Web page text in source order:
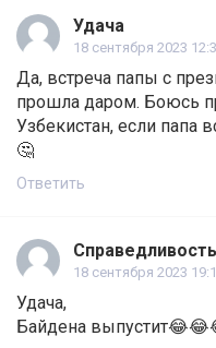
Удача
18 сентября 2023
Да, встреча папы с
прошла даром. Боюсь
Узбекистан, если папа
🤔
Ответить
18 сентября 2023
Удача,
Байдена